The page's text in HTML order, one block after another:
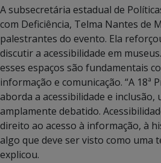
A subsecretária estadual de
com Deficiência, Telma Nantes de
palestrantes do evento. Ela
discutir a acessibilidade em
esses espaços são fundamentais
informação e comunicação. “A 18ª
aborda a acessibilidade e inclusão,
amplamente debatido.
direito ao acesso à informação, à
algo que deve ser visto como uma
explicou.